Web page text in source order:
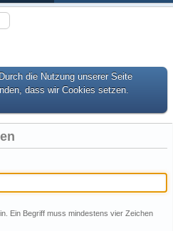
die Nutzung unserer Seite
dass wir Cookies setzen.
Ein Begriff muss mindestens vier Zeichen